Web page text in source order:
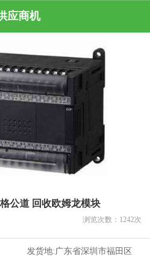
应商机
公道 回收欧姆龙模块
浏览次数： 1242次
发货地:广东省深圳市福田区